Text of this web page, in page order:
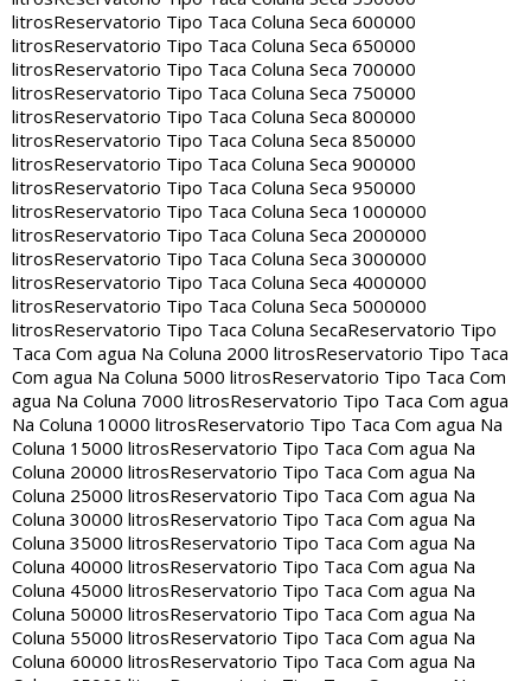
litrosReservatorio Tipo Taca Coluna Seca 600000
litrosReservatorio Tipo Taca Coluna Seca 650000
litrosReservatorio Tipo Taca Coluna Seca 700000
litrosReservatorio Tipo Taca Coluna Seca 750000
litrosReservatorio Tipo Taca Coluna Seca 800000
litrosReservatorio Tipo Taca Coluna Seca 850000
litrosReservatorio Tipo Taca Coluna Seca 900000
litrosReservatorio Tipo Taca Coluna Seca 950000
litrosReservatorio Tipo Taca Coluna Seca 1000000
litrosReservatorio Tipo Taca Coluna Seca 2000000
litrosReservatorio Tipo Taca Coluna Seca 3000000
litrosReservatorio Tipo Taca Coluna Seca 4000000
litrosReservatorio Tipo Taca Coluna Seca 5000000
litrosReservatorio Tipo Taca Coluna SecaReservatorio Tipo
Taca Com agua Na Coluna 2000 litrosReservatorio Tipo Taca
Com agua Na Coluna 5000 litrosReservatorio Tipo Taca Com
agua Na Coluna 7000 litrosReservatorio Tipo Taca Com agua
Na Coluna 10000 litrosReservatorio Tipo Taca Com agua Na
Coluna 15000 litrosReservatorio Tipo Taca Com agua Na
Coluna 20000 litrosReservatorio Tipo Taca Com agua Na
Coluna 25000 litrosReservatorio Tipo Taca Com agua Na
Coluna 30000 litrosReservatorio Tipo Taca Com agua Na
Coluna 35000 litrosReservatorio Tipo Taca Com agua Na
Coluna 40000 litrosReservatorio Tipo Taca Com agua Na
Coluna 45000 litrosReservatorio Tipo Taca Com agua Na
Coluna 50000 litrosReservatorio Tipo Taca Com agua Na
Coluna 55000 litrosReservatorio Tipo Taca Com agua Na
Coluna 60000 litrosReservatorio Tipo Taca Com agua Na